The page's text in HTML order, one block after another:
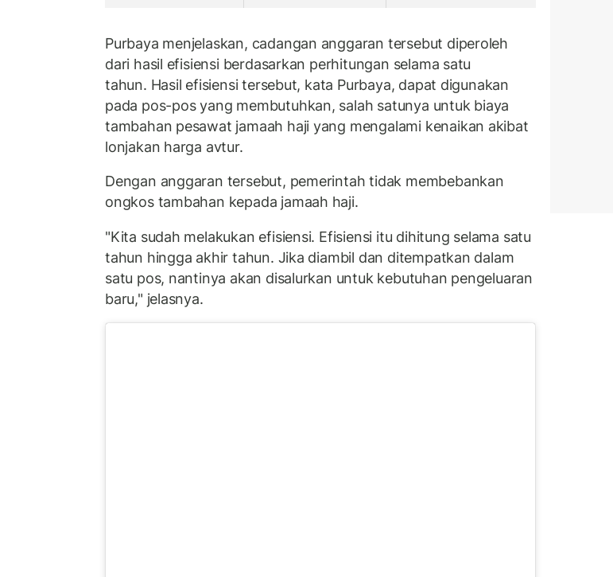
Purbaya menjelaskan, cadangan anggaran tersebut diperoleh
dari hasil efisiensi berdasarkan perhitungan selama satu
tahun. Hasil efisiensi tersebut, kata Purbaya, dapat digunakan
pada pos-pos yang membutuhkan, salah satunya untuk biaya
tambahan pesawat jamaah haji yang mengalami kenaikan akibat
lonjakan harga avtur.
Dengan anggaran tersebut, pemerintah tidak membebankan
ongkos tambahan kepada jamaah haji.
"Kita sudah melakukan efisiensi. Efisiensi itu dihitung selama satu
tahun hingga akhir tahun. Jika diambil dan ditempatkan dalam
satu pos, nantinya akan disalurkan untuk kebutuhan pengeluaran
baru," jelasnya.